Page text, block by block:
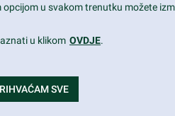
u svakom trenutku možete
u klikom OVDJE.
SVE